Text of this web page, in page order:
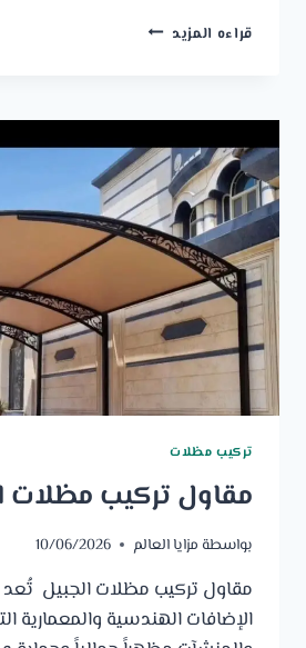
قراءه المزيد مظلات
تركيب مظلات
مقاول تركيب مظلات
بواسطة مزايا العالم 10/06/2026
مقاول تركيب مظلات الجبيل
الإضافات الهندسية والمعمارية